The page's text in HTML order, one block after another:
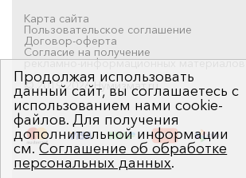
Карта сайта
Пользовательское соглашение
Договор-оферта
Согласие на получение
рекламно-информационных материалов
© 2019-2026 Нумизмат.ru
Продолжая использовать
данный сайт, вы соглашаетесь с
использованием нами cookie-
файлов. Для получения
дополнительной информации
см.Соглашение об обработке
персональных данных.